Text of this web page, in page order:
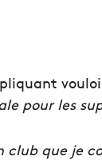
pour les
club que je